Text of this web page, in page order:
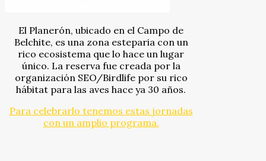
El Planerón, ubicado en el Campo de
Belchite, es una zona esteparia con un
rico ecosistema que lo hace un lugar
único. La reserva fue creada por la
organización SEO/Birdlife por su rico
hábitat para las aves hace ya 30 años.
Para celebrarlo tenemos estas jornadas
con un amplio programa.